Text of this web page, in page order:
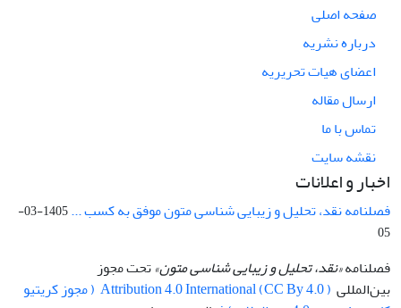
صفحه اصلی
درباره نشریه
اعضای هیات تحریریه
ارسال مقاله
تماس با ما
نقشه سایت
اخبار و اعلانات
فصلنامه نقد، تحلیل و زیبایی شناسی متون موفق به کسب ...
1405-03-
05
فصلنامه«نقد، تحلیل و زیبایی شناسی متون»تحت مجوز
بین‌المللی
Attribution 4.0 International (CC By 4.0 ) ( مجوز کریتیو